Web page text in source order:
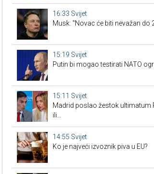
16:33 Svijet
Musk: "Novac će biti nevažan do
15:19 Svijet
Putin bi mogao testirati NATO
15:11 Svijet
Madrid poslao žestok ultimatum
ili…
14:55 Svijet
Ko je najveći izvoznik piva u EU?